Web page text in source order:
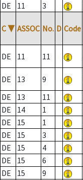
DE
11 3
C ▼ ASSOC No. D Code
DE 11 11
DE 13 9
DE
13 11
DE
14 1
DE
15 1
DE
15 3
DE
15 4
DE
15 6
DE
15 9